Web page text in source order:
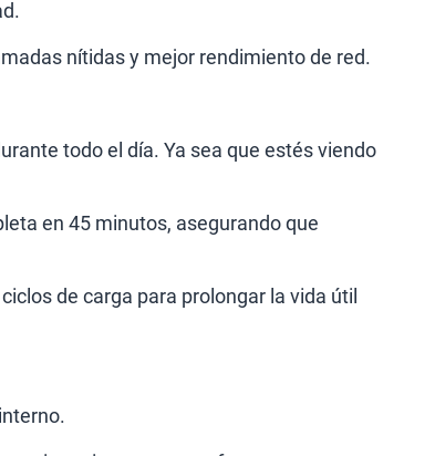
nítidas y mejor rendimiento de red.
todo el día. Ya sea que estés viendo
en 45 minutos, asegurando que
de carga para prolongar la vida útil